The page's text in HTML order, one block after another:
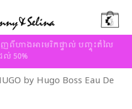
ពីហាងអាមេរិកផ្ទាល់ បញ្ចុះតំលៃ
50%
by Hugo Boss Eau De